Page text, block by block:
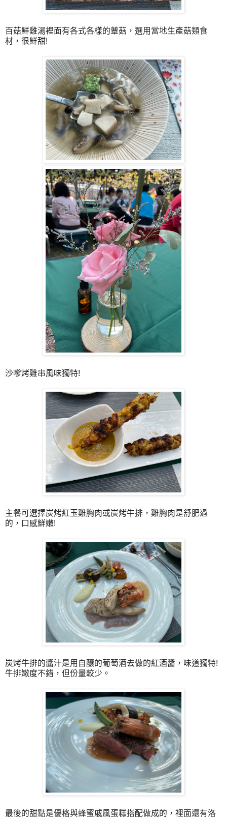
百菇鮮雞湯裡面有各式各樣的蕈菇，選用當地生產菇類食
材，很鮮甜!
沙嗲烤雞串風味獨特!
主餐可選擇炭烤紅玉雞胸肉或炭烤牛排，雞胸肉是舒肥過
的，口感鮮嫩!
炭烤牛排的醬汁是用自釀的葡萄酒去做的紅酒醬，味道獨特!
牛排嫩度不錯，但份量較少。
最後的甜點是優格與蜂蜜戚風蛋糕搭配做成的，裡面還有洛